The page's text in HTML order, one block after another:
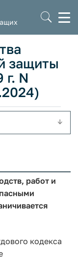
защиты
N
работ и
кодекса